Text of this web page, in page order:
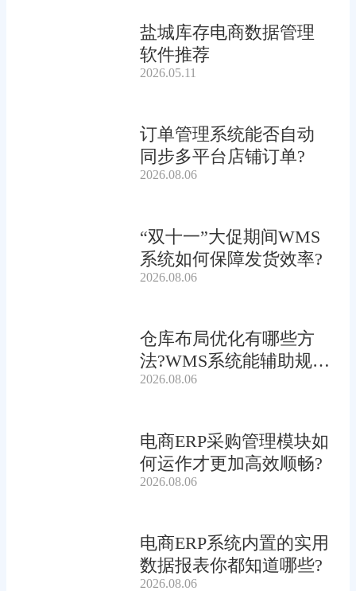
盐城库存电商数据管理
软件推荐
2026.05.11
订单管理系统能否自动
同步多平台店铺订单?
2026.08.06
“双十一”大促期间WMS
系统如何保障发货效率?
2026.08.06
仓库布局优化有哪些方
法?WMS系统能辅助规划
吗?
2026.08.06
电商ERP采购管理模块如
何运作才更加高效顺畅?
2026.08.06
电商ERP系统内置的实用
数据报表你都知道哪些?
2026.08.06